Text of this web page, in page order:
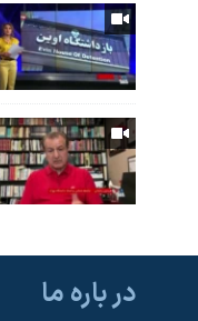
در باره ما